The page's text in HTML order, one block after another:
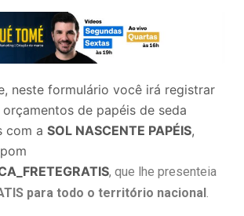
neste formulário você irá registrar
de papéis de seda
com a SOL NASCENTE PAPÉIS,
_FRETEGRATIS, que lhe presenteia
para todo o território nacional